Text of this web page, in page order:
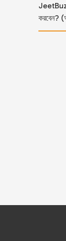
করবেন?